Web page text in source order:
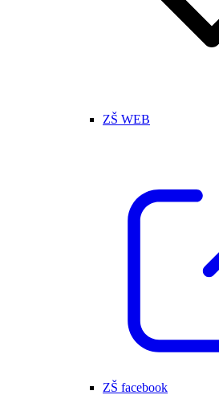
ZŠ WEB
ZŠ facebook